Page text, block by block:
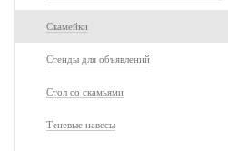
Скамейки
Стенды для объявлений
Стол со скамьями
Теневые навесы